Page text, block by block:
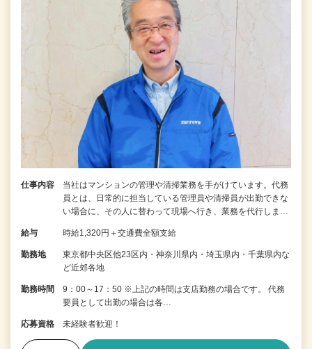
仕事内容
当社はマンションの管理や清掃業務を手がけています。代務
員とは、日常的に担当している管理員や清掃員が出勤できな
い場合に、その人に替わって現場へ行き、業務を代行しま…
給与 時給1,320円＋交通費全額支給
勤務地
東京都中央区他23区内・神奈川県内・埼玉県内・千葉県内な
ど近郊各地
勤務時間
9：00～17：50 ※上記の時間は支店勤務の場合です。 代務
要員として出勤の場合は各…
応募資格 未経験者歓迎！